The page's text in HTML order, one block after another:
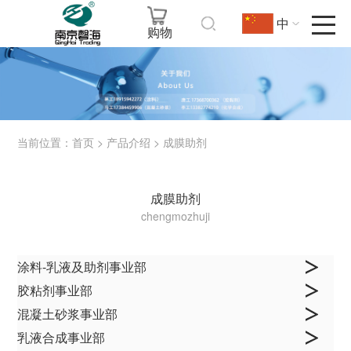
购物 中
当前位置：首页 > 产品介绍 > 成膜助剂
成膜助剂
chengmozhuji
涂料-乳液及助剂事业部
胶粘剂事业部
混凝土砂浆事业部
乳液合成事业部